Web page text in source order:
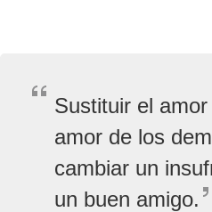
Sustituir el
amor de los
cambiar un
un buen amigo.